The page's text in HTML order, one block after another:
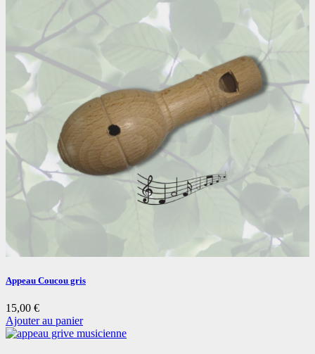
Appeau Coucou gris
15,00 €
Ajouter au panier